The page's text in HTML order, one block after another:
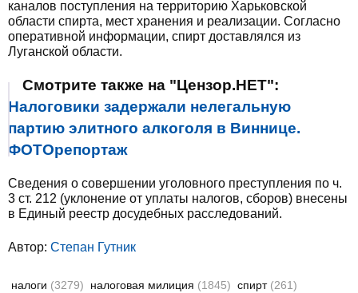
каналов поступления на территорию Харьковской
области спирта, мест хранения и реализации. Согласно
оперативной информации, спирт доставлялся из
Луганской области.
Смотрите также на "Цензор.НЕТ":
Налоговики задержали нелегальную
партию элитного алкоголя в Виннице.
ФОТОрепортаж
Сведения о совершении уголовного преступления по ч.
3 ст. 212 (уклонение от уплаты налогов, сборов) внесены
в Единый реестр досудебных расследований.
Автор: Степан Гутник
налоги (3279) налоговая милиция (1845) спирт (261)